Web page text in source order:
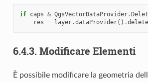
if caps & QgsVectorDataProvider.
res = layer.dataProvider() .
6.4.3. Modificare Elementi
È possibile modificare la geometria